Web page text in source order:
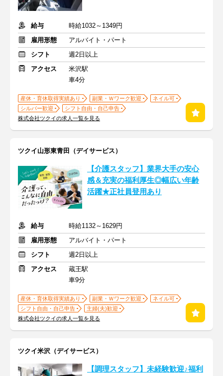
給与
時給1032～1349円
雇用形態
アルバイト・パート
シフト
週2日以上
アクセス
米沢駅
車4分
産休・育休取得実績あり 副業・Ｗワーク歓迎
ネイル可
シルバー歓迎
シフト自由・自己申告
株式会社ツクイの求人一覧を見る
ツクイ山形東青田（デイサービス）
【介護スタッフ】業界大手の安心
感＆充実の福利厚生◎幅広い年齢
活躍★正社員登用あり
給与
時給1132～1629円
雇用形態
アルバイト・パート
シフト
週2日以上
アクセス
蔵王駅
車9分
産休・育休取得実績あり 副業・Ｗワーク歓迎
ネイル可
シフト自由・自己申告
主婦(夫)歓迎
株式会社ツクイの求人一覧を見る
ツクイ米沢（デイサービス）
【調理スタッフ】未経験歓迎♪福利